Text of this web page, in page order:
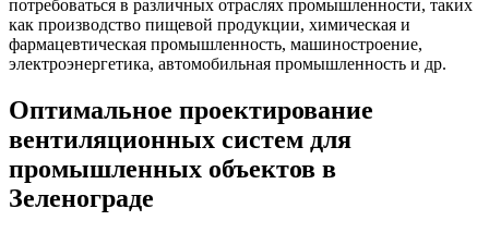
потребоваться в различных отраслях промышленности, таких
как производство пищевой продукции, химическая и
фармацевтическая промышленность, машиностроение,
электроэнергетика, автомобильная промышленность и др.
Оптимальное проектирование
вентиляционных систем для
промышленных объектов в
Зеленограде